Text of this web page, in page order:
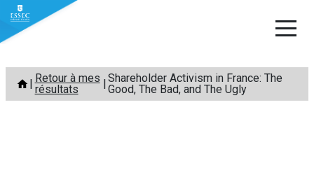
Aller
contenu
Retour à mes
résultats
Shareholder Activism in France: The
Good, The Bad, and The Ugly